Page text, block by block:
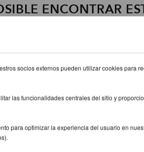
ENCONTRAR
socios externos pueden utilizar cookies para
las funcionalidades centrales del sitio y
para optimizar la experiencia del usuario en